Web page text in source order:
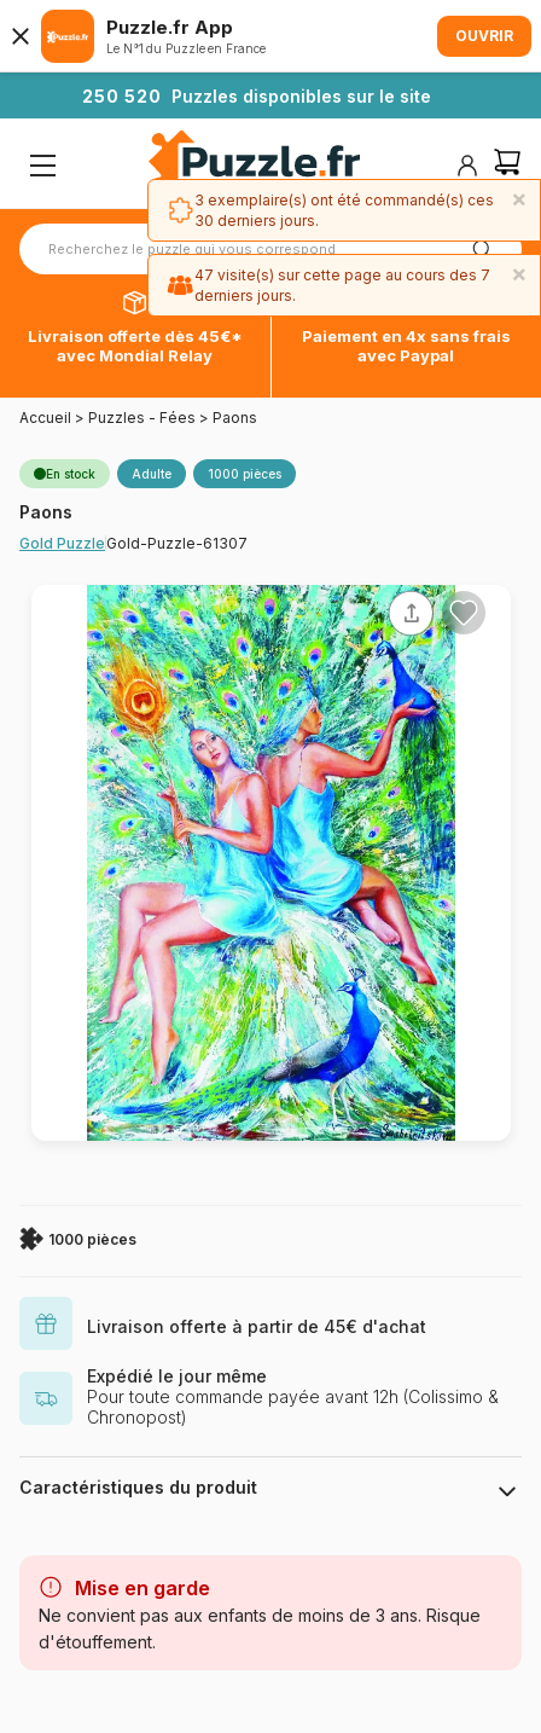
250 520 Puzzles disponibles sur le site
Livraison offerte dès 45€*
avec Mondial Relay
Paiement en 4x sans frais
avec Paypal
Accueil > Puzzles - Fées > Paons
En stock Adulte 1000 pièces
Paons
Gold Puzzle Gold-Puzzle-61307
1000 pièces
Livraison offerte à partir de 45€ d'achat
Expédié le jour même
Pour toute commande payée avant 12h (Colissimo &
Chronopost)
Caractéristiques du produit
Catégorie Puzzles - Fées
Mise en garde
Ne convient pas aux enfants de moins de 3 ans. Risque
d'étouffement.
Puzzle.fr App
Le N°1 du Puzzle en France
OUVRIR
×
3 exemplaire(s) ont été commandé(s) ces
30 derniers jours.
×
47 visite(s) sur cette page au cours des 7
derniers jours.